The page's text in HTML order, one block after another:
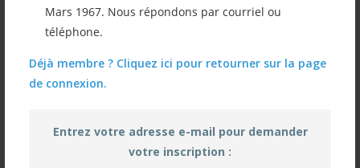
Mars 1967. Nous répondons par courriel ou
téléphone.
Déjà membre ? Cliquez ici pour retourner sur la page
de connexion.
Entrez votre adresse e-mail pour demander
votre inscription :
coefficient PHI, MPR; MAR et C2E – le syndic
d’intérêt collectif – « Nous vous prions… »
de nous informer sur votre situation dans
l’Aphorisme du mois… Bonne Lecture !
2025 09 Lettre septembre